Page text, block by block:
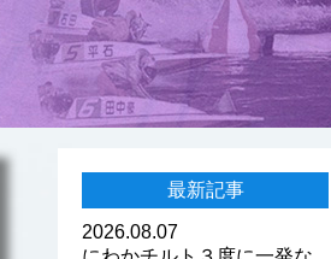
最新記事
2026.08.07